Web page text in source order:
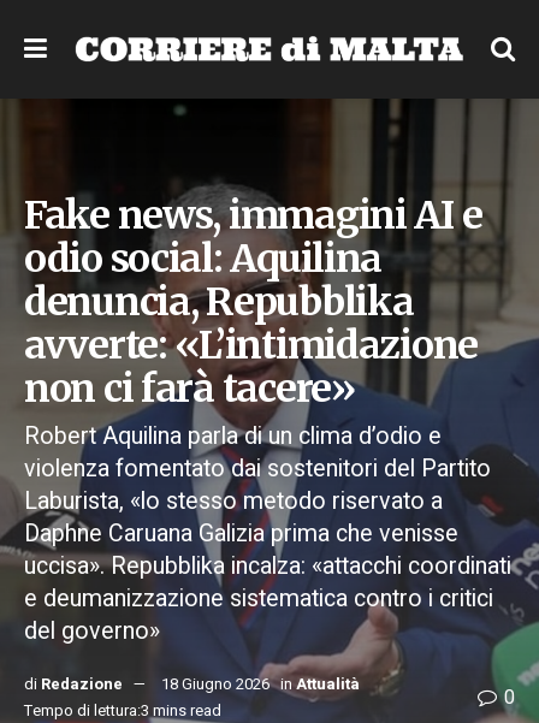
Fake news, immagini AI e
odio social: Aquilina
denuncia, Repubblika
avverte: «L’intimidazione
non ci farà tacere»
Robert Aquilina parla di un clima d’odio e
violenza fomentato dai sostenitori del Partito
Laburista, «lo stesso metodo riservato a
Daphne Caruana Galizia prima che venisse
uccisa». Repubblika incalza: «attacchi coordinati
e deumanizzazione sistematica contro i critici
del governo»
di Redazione 18 Giugno 2026 in Attualità
Tempo di lettura:3 mins read
0